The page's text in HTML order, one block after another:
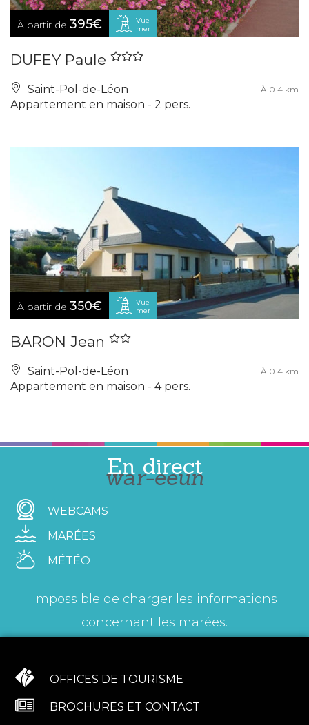
À partir de 395€
Vue
mer
DUFEY Paule
Saint-Pol-de-Léon À 0.4 km
Appartement en maison - 2 pers.
À partir de 350€
Vue
mer
BARON Jean
Saint-Pol-de-Léon À 0.4 km
Appartement en maison - 4 pers.
En direct
war-eeun
WEBCAMS
MARÉES
MÉTÉO
Impossible de charger les informations
concernant les marées.
OFFICES DE TOURISME
BROCHURES ET CONTACT